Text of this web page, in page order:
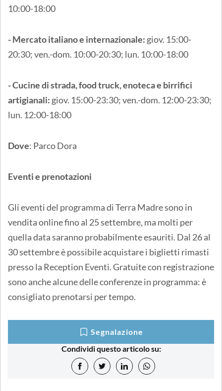
10:00-18:00
- Mercato italiano e internazionale: giov. 15:00-
20:30; ven.-dom. 10:00-20:30; lun. 10:00-18:00
- Cucine di strada, food truck, enoteca e birrifici
artigianali: giov. 15:00-23:30; ven.-dom. 12:00-23:30;
lun. 12:00-18:00
Dove: Parco Dora
Eventi e prenotazioni
Gli eventi del programma di Terra Madre sono in
vendita online fino al 25 settembre, ma molti per
quella data saranno probabilmente esauriti. Dal 26 al
30 settembre è possibile acquistare i biglietti rimasti
presso la Reception Eventi. Gratuite con registrazione
sono anche alcune delle conferenze in programma: è
consigliato prenotarsi per tempo.
Segnalazione
Condividi questo articolo su: